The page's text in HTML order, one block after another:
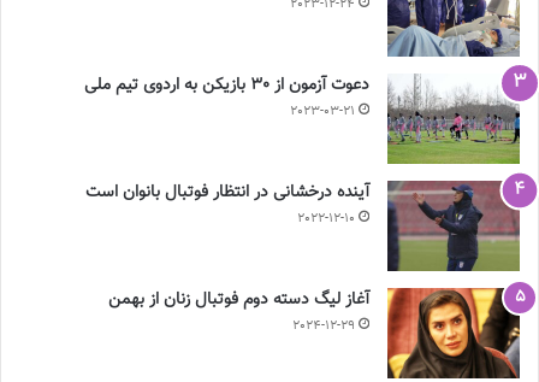
2023-12-24
دعوت آزمون از 30 بازیکن به اردوی تیم ملی
2023-03-21
آینده درخشانی در انتظار فوتبال بانوان است
2022-12-10
آغاز لیگ دسته دوم فوتبال زنان از بهمن
2024-12-29